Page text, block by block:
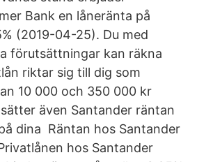
Bank en låneränta på
(2019-04-25). Du med
förutsättningar kan räkna
riktar sig till dig som
10 000 och 350 000 kr
även Santander räntan
dina Räntan hos Santander
hos Santander